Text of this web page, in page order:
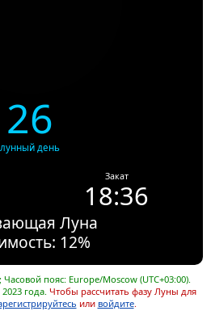
26
лунный день
Закат
18:36
Луна
12%
пояс: Europe/Moscow (UTC+03:00).
года. Чтобы рассчитать фазу Луны для
или войдите.